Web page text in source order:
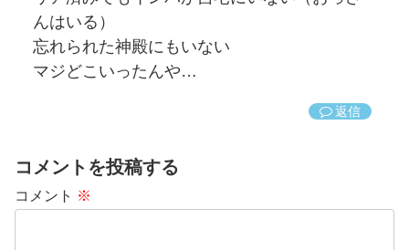
んはいる）
忘れられた神殿にもいない
マジどこいったんや…
返信
コメントを投稿する
コメント ※